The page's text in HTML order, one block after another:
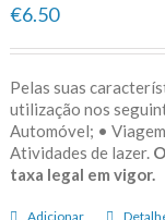
€6.50
Pelas suas
utilização nos
Automóvel; •
Atividades de lazer.
taxa legal em vigor.
Adicionar